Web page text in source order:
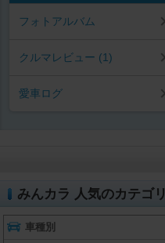
フォトアルバム
クルマレビュー (1)
愛車ログ
みんカラ 人気のカテゴリ
車種別